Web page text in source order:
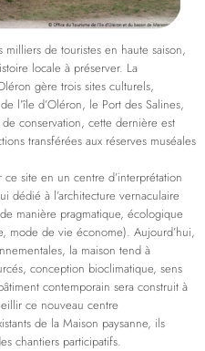
milliers de touristes en haute saison,
locale à préserver. La
gère trois sites culturels,
l’île d’Oléron, le Port des Salines,
conservation, cette dernière est
transférées aux réserves muséales
site en un centre d’interprétation
dédié à l’architecture vernaculaire
manière pragmatique, écologique
mode de vie économe). Aujourd’hui,
la maison tend à
conception bioclimatique, sens
contemporain sera construit à
ce nouveau centre
de la Maison paysanne, ils
chantiers participatifs.